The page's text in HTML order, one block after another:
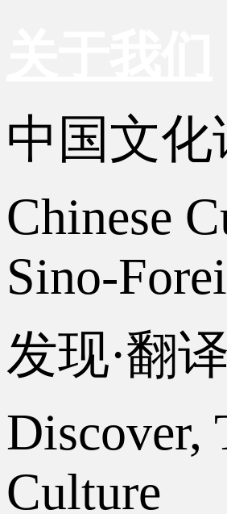
中国文
Chinese
Sino-
发现·翻
Discover,
Culture